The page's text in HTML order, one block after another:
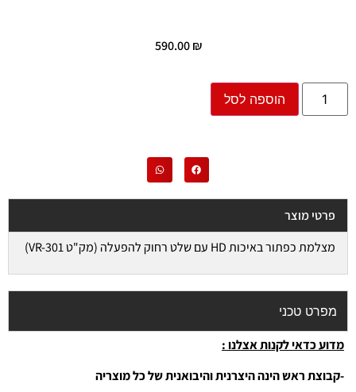
590.00₪
הוספה לסל
פרטי מוצר
מצלמת כפתור באיכות HD עם שלט רחוק להפעלה (מק"ט VR-301)
מפרט טכני
מדוע כדאי לקנות אצלנו :
-קבוצת ראש הינה היצרנית והיבואנית של כל מוצריה